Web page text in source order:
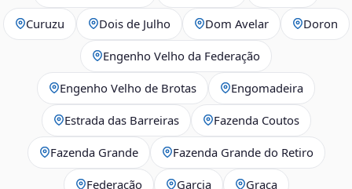
Curuzu Dois de Julho Dom Avelar Doron
Engenho Velho da Federação
Engenho Velho de Brotas Engomadeira
Estrada das Barreiras Fazenda Coutos
Fazenda Grande Fazenda Grande do Retiro
Federação Garcia Graça